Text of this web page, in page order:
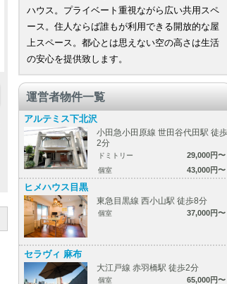
ハウス。プライベート重視ながら広い共用スペ
ース。住人ならば誰もが利用できる開放的な屋
上スペース。都心とは思えない空の高さは生活
の安心を提供致します。
運営者物件一覧
アルテミス下北沢
小田急小田原線 世田谷代田駅 徒歩
2分
ドミトリー 29,000円〜
個室 43,000円〜
ヒメハウス目黒
東急目黒線 西小山駅 徒歩8分
個室 37,000円〜
セラヴィ 麻布
大江戸線 赤羽橋駅 徒歩2分
個室 65,000円〜